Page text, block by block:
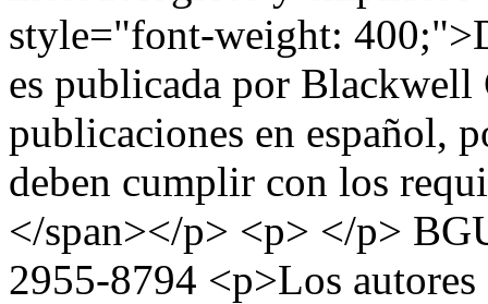
style="font-weight:
es publicada por
publicaciones en español,
deben cumplir con los
</span></p> <p> </p>
2955-8794 <p>Los autores